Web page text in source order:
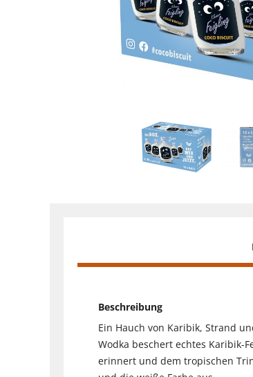
Beschreibung
Ein Hauch von Karibik, Strand
Wodka beschert echtes Karibik-
erinnert und dem tropischen